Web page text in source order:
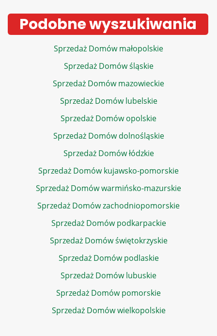
Podobne wyszukiwania
Sprzedaż Domów małopolskie
Sprzedaż Domów śląskie
Sprzedaż Domów mazowieckie
Sprzedaż Domów lubelskie
Sprzedaż Domów opolskie
Sprzedaż Domów dolnośląskie
Sprzedaż Domów łódzkie
Sprzedaż Domów kujawsko-pomorskie
Sprzedaż Domów warmińsko-mazurskie
Sprzedaż Domów zachodniopomorskie
Sprzedaż Domów podkarpackie
Sprzedaż Domów świętokrzyskie
Sprzedaż Domów podlaskie
Sprzedaż Domów lubuskie
Sprzedaż Domów pomorskie
Sprzedaż Domów wielkopolskie